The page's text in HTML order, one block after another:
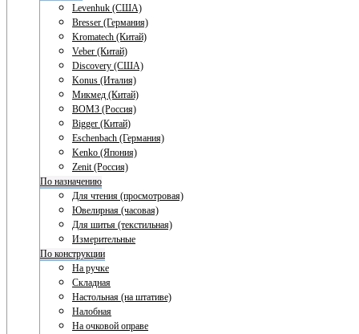
Levenhuk (США)
Bresser (Германия)
Kromatech (Китай)
Veber (Китай)
Discovery (США)
Konus (Италия)
Микмед (Китай)
ВОМЗ (Россия)
Bigger (Китай)
Eschenbach (Германия)
Kenko (Япония)
Zenit (Россия)
По назначению
Для чтения (просмотровая)
Ювелирная (часовая)
Для шитья (текстильная)
Измерительные
По конструкции
На ручке
Складная
Настольная (на штативе)
Налобная
На очковой оправе